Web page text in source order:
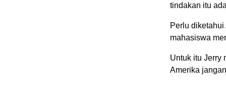
tindakan itu
Perlu
mahasiswa
Untuk itu Jerry
Amerika